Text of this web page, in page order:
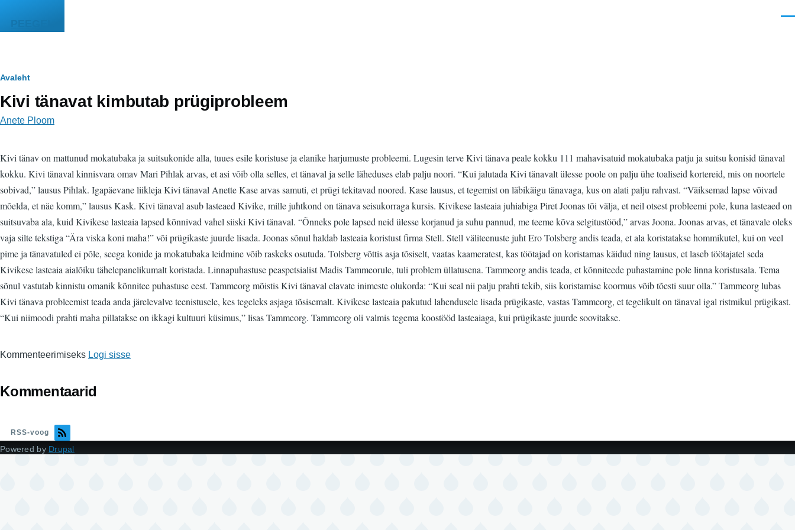
PEEGEL
Leivapuru
Avaleht
Kivi tänavat kimbutab prügiprobleem
Anete Ploom
Kivi tänav on mattunud mokatubaka ja suitsukonide alla, tuues esile koristuse ja elanike harjumuste probleemi. Lugesin terve Kivi tänava peale kokku 111 mahavisatuid mokatubaka patju ja suitsu konisid tänaval
kokku. Kivi tänaval kinnisvara omav Mari Pihlak arvas, et asi võib olla selles, et tänaval ja selle läheduses elab palju noori. “Kui jalutada Kivi tänavalt ülesse poole on palju ühe toaliseid kortereid, mis on noortele
sobivad,” lausus Pihlak. Igapäevane liikleja Kivi tänaval Anette Kase arvas samuti, et prügi tekitavad noored. Kase lausus, et tegemist on läbikäigu tänavaga, kus on alati palju rahvast. “Väiksemad lapse võivad
mõelda, et näe komm,” lausus Kask. Kivi tänaval asub lasteaed Kivike, mille juhtkond on tänava seisukorraga kursis. Kivikese lasteaia juhiabiga Piret Joonas tõi välja, et neil otsest probleemi pole, kuna lasteaed on
suitsuvaba ala, kuid Kivikese lasteaia lapsed kõnnivad vahel siiski Kivi tänaval. “Õnneks pole lapsed neid ülesse korjanud ja suhu pannud, me teeme kõva selgitustööd,” arvas Joona. Joonas arvas, et tänavale oleks
vaja silte tekstiga “Ära viska koni maha!” või prügikaste juurde lisada. Joonas sõnul haldab lasteaia koristust firma Stell. Stell väliteenuste juht Ero Tolsberg andis teada, et ala koristatakse hommikutel, kui on veel
pime ja tänavatuled ei põle, seega konide ja mokatubaka leidmine võib raskeks osutuda. Tolsberg võttis asja tõsiselt, vaatas kaameratest, kas töötajad on koristamas käidud ning lausus, et laseb töötajatel seda
Kivikese lasteaia aialõiku tähelepanelikumalt koristada. Linnapuhastuse peaspetsialist Madis Tammeorule, tuli problem üllatusena. Tammeorg andis teada, et kõnniteede puhastamine pole linna koristusala. Tema
sõnul vastutab kinnistu omanik kõnnitee puhastuse eest. Tammeorg mõistis Kivi tänaval elavate inimeste olukorda: “Kui seal nii palju prahti tekib, siis koristamise koormus võib tõesti suur olla.” Tammeorg lubas
Kivi tänava probleemist teada anda järelevalve teenistusele, kes tegeleks asjaga tõsisemalt. Kivikese lasteaia pakutud lahendusele lisada prügikaste, vastas Tammeorg, et tegelikult on tänaval igal ristmikul prügikast.
“Kui niimoodi prahti maha pillatakse on ikkagi kultuuri küsimus,” lisas Tammeorg. Tammeorg oli valmis tegema koostööd lasteaiaga, kui prügikaste juurde soovitakse.
Kommenteerimiseks Logi sisse
Kommentaarid
RSS-voog
Powered by Drupal